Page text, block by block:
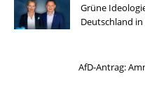
Grüne
Deutschland
AfD-Antrag: